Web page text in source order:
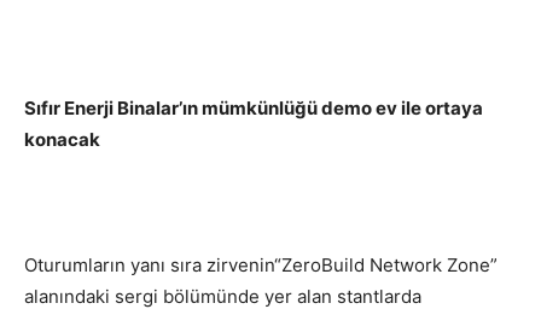
Sıfır Enerji Binalar’ın mümkünlüğü demo ev ile ortaya
konacak
Oturumların yanı sıra zirvenin“ZeroBuild Network Zone”
alanındaki sergi bölümünde yer alan stantlarda